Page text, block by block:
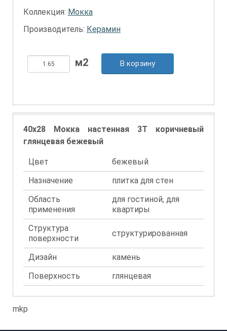
Коллекция: Мокка
Производитель: Керамин
В корзину
40x28 Мокка настенная 3Т коричневый
глянцевая бежевый
Цвет
бежевый
Назначение
плитка для стен
Область
применения
для гостиной, для
квартиры
Структура
поверхности
структурированная
Дизайн
камень
Поверхность
глянцевая
mkp